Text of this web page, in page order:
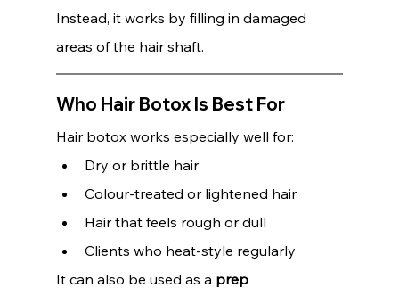
Instead, it works by filling in damaged
areas of the hair shaft.
Who Hair Botox Is Best For
Hair botox works especially well for:
Dry or brittle hair
Colour-treated or lightened hair
Hair that feels rough or dull
Clients who heat-style regularly
It can also be used as a prep